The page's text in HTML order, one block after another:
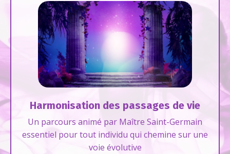
Harmonisation des passages de vie
Un parcours animé par Maître Saint-Germain
essentiel pour tout individu qui chemine sur une
voie évolutive